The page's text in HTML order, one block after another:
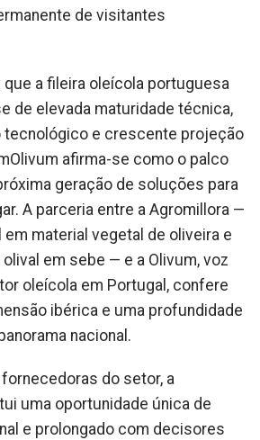
de visitantes
a fileira oleícola portuguesa
de elevada maturidade técnica,
e crescente projeção
afirma-se como o palco
geração de soluções para
A parceria entre a Agromillora —
material vegetal de oliveira e
em sebe — e a Olivum, voz
oleícola em Portugal, confere
ibérica e uma profundidade
nacional.
do setor, a
uma oportunidade única de
e prolongado com decisores